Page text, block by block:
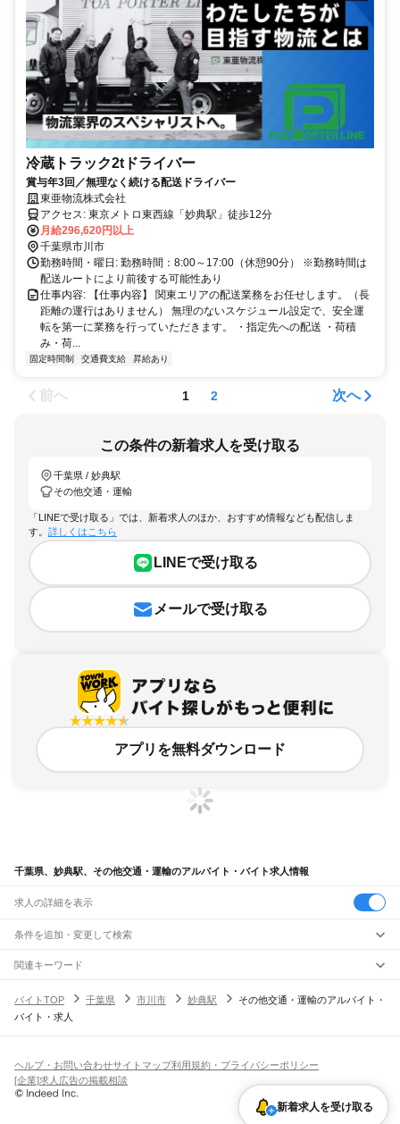
冷蔵トラック2tドライバー
賞与年3回／無理なく続ける配送ドライバー
東亜物流株式会社
アクセス: 東京メトロ東西線「妙典駅」徒歩12分
月給296,620円以上
千葉県市川市
勤務時間・曜日: 勤務時間：8:00～17:00（休憩90分） ※勤務時間は
配送ルートにより前後する可能性あり
仕事内容: 【仕事内容】 関東エリアの配送業務をお任せします。（長
距離の運行はありません） 無理のないスケジュール設定で、安全運
転を第一に業務を行っていただきます。 ・指定先への配送 ・荷積
み・荷...
固定時間制 交通費支給 昇給あり
前へ 1 2 次へ
この条件の新着求人を受け取る
千葉県 / 妙典駅
その他交通・運輸
「LINEで受け取る」では、新着求人のほか、おすすめ情報なども配信しま
す。 詳しくはこちら
LINEで受け取る
メールで受け取る
アプリを無料ダウンロード
千葉県、妙典駅、その他交通・運輸のアルバイト・バイト求人情報
求人の詳細を表示
条件を追加・変更して検索
市区町村を追加・変更
千葉県すべて
千葉市
旭市習志野市柏市勝浦市市原市流山市八千代市我孫子市鴨川市鎌ケ谷市
君津市富津市浦安市 印西市白井市富里市南房総市
匝瑳市香取市 印旛郡 香取郡山武郡 長生郡夷隅郡
駅を追加・変更
JR中央・総武線
市川駅本八幡駅下総中山駅 津田沼駅
幕張駅
新検見川駅
職種を追加・変更
飲食・フードサービスすべて
ホールスタッフキッチンスタッフ
パン屋（ベーカリー）
バー（BAR）・バーテンダー
飲食店（店長・マネージャー）
人気
日払いOK高校生歓迎 髪型・髪色自由
留学生・外国人活躍中
雇用形態を追加・変更
関連キーワード
バイトTOP
千葉県 市川市 妙典駅
その他交通・運輸のアルバイト・
バイト・求人
新着求人を受け取る
ヘルプ・お問い合わせサイトマップ利用規約・プライバシーポリシー
[企業]求人広告の掲載相談